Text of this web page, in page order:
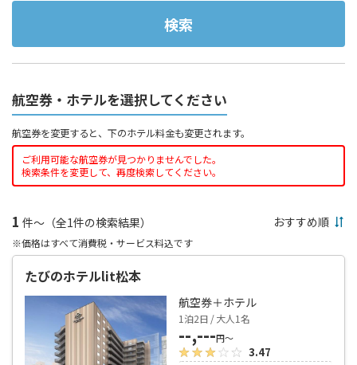
検索
航空券・ホテルを選択してください
航空券を変更すると、下のホテル料金も変更されます。
ご利用可能な航空券が見つかりませんでした。
検索条件を変更して、再度検索してください。
1 件～（全1件の検索結果）
※価格はすべて消費税・サービス料込です
たびのホテルlit松本
航空券＋ホテル
1泊2日 / 大人1名
--,---円～
3.47